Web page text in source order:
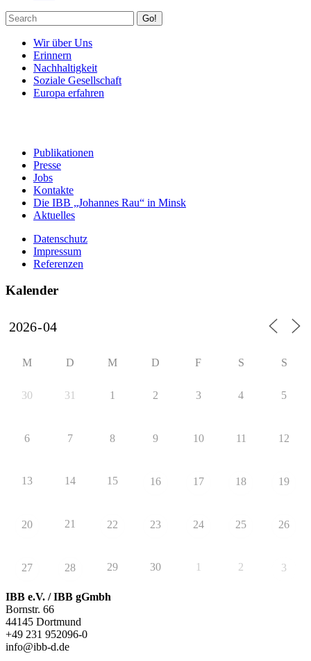
Go!
Wir über Uns
Erinnern
Nachhaltigkeit
Soziale Gesellschaft
Europa erfahren
Publikationen
Presse
Jobs
Kontakte
Die IBB „Johannes Rau“ in Minsk
Aktuelles
Datenschutz
Impressum
Referenzen
Kalender
M D M D F S S
30 31 1 2 3 4 5
6 7 8 9 10 11 12
13 14 15 16 17 18 19
20 21 22 23 24 25 26
27 28 29 30 1 2 3
IBB e.V. / IBB gGmbh
Bornstr. 66
44145 Dortmund
+49 231 952096-0
info@ibb-d.de